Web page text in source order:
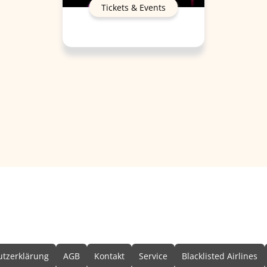
Tickets & Events
AGB Kontakt Service Blacklisted Airlines